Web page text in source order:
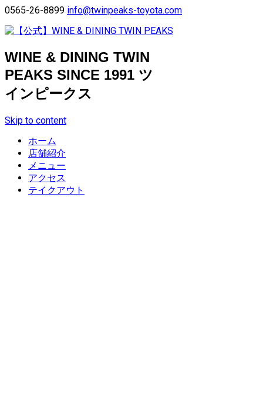
0565-26-8899 info@twinpeaks-toyota.com
WINE & DINING TWIN
PEAKS SINCE 1991 ツ
インピークス
Skip to content
ホーム
店舗紹介
メニュー
アクセス
テイクアウト